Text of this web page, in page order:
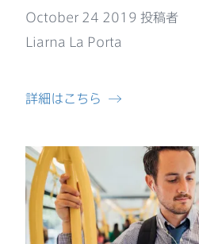
詳細は​こちら
October 24 2019 投稿者
Liarna La Porta